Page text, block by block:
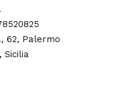
62, Palermo
Sicilia